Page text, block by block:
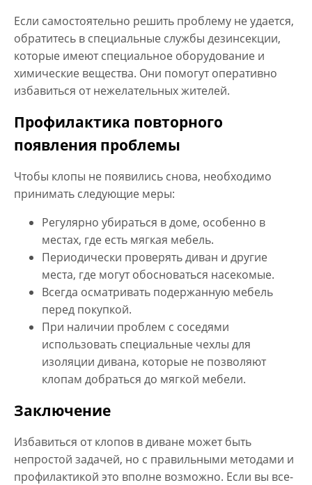
Если самостоятельно решить проблему не удается,
обратитесь в специальные службы дезинсекции,
которые имеют специальное оборудование и
химические вещества. Они помогут оперативно
избавиться от нежелательных жителей.
Профилактика повторного
появления проблемы
Чтобы клопы не появились снова, необходимо
принимать следующие меры:
Регулярно убираться в доме, особенно в
местах, где есть мягкая мебель.
Периодически проверять диван и другие
места, где могут обосноваться насекомые.
Всегда осматривать подержанную мебель
перед покупкой.
При наличии проблем с соседями
использовать специальные чехлы для
изоляции дивана, которые не позволяют
клопам добраться до мягкой мебели.
Заключение
Избавиться от клопов в диване может быть
непростой задачей, но с правильными методами и
профилактикой это вполне возможно. Если вы все-